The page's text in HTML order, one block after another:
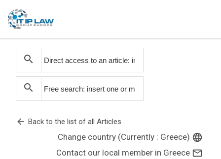
search
search
arrow_back Back to the list of all Articles
Change country (Currently : Greece) language
Contact our local member in Greece mail_outline